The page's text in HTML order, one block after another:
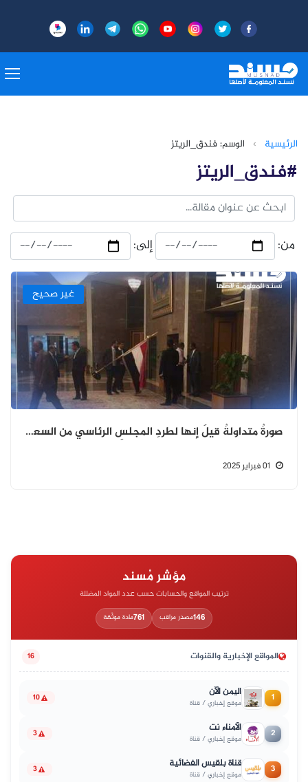
الرئيسية › الوسم: فندق_الريتز
#فندق_الريتز
من: إلى:
غير صحيح
صورةٌ متداولةٌ قيلَ إنها لطردِ المجلسِ الرئاسي من السعوديةِ: هل هي حقيقةٌ أم شائعةٌ؟
مؤشر مُسند
ترتيب المواقع والحسابات حسب عدد المواد المضللة
146مصدر مراقب 761مادة موثّقة
المواقع الإخبارية والقنوات 16
1 اليمن الآن
موقع إخباري / قناة 10
2 الأمناء نت
موقع إخباري / قناة 3
3 قناة بلقيس الفضائية
موقع إخباري / قناة 3